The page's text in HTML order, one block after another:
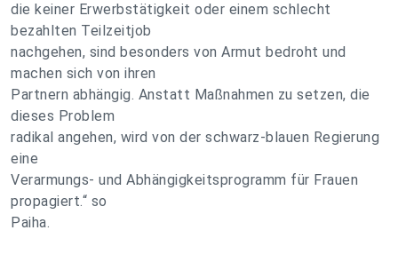
die keiner Erwerbstätigkeit oder einem schlecht
bezahlten Teilzeitjob
nachgehen, sind besonders von Armut bedroht und
machen sich von ihren
Partnern abhängig. Anstatt Maßnahmen zu setzen, die
dieses Problem
radikal angehen, wird von der schwarz-blauen Regierung
eine
Verarmungs- und Abhängigkeitsprogramm für Frauen
propagiert.“ so
Paiha.